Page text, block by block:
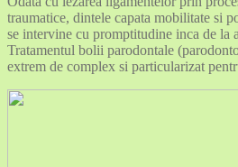
traumatice, dintele capata mobilitate si
se intervine cu promptitudine inca de la
Tratamentul bolii parodontale
extrem de complex si particularizat